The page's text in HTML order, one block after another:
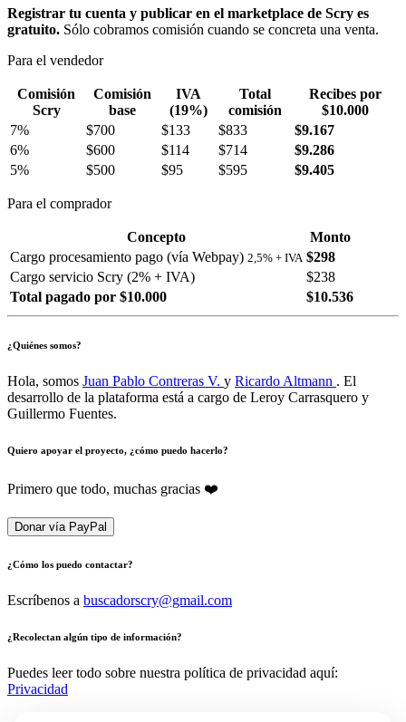
Registrar tu cuenta y publicar en el marketplace de Scry es
gratuito. Sólo cobramos comisión cuando se concreta una venta.
Para el vendedor
Comisión
Scry
Comisión
base
IVA
(19%)
Total
comisión
Recibes por
$10.000
7%
$700 $133 $833
$9.167
6%
$600 $114 $714
$9.286
5%
$500 $95 $595 $9.405
Para el comprador
Concepto
Monto
Cargo procesamiento pago (vía Webpay) 2,5% + IVA $298
Cargo servicio Scry (2% + IVA)
$238
Total pagado por $10.000
$10.536
¿Quiénes somos?
Hola, somos Juan Pablo Contreras V. y Ricardo Altmann . El
desarrollo de la plataforma está a cargo de Leroy Carrasquero y
Guillermo Fuentes.
Quiero apoyar el proyecto, ¿cómo puedo hacerlo?
Primero que todo, muchas gracias ❤️
Donar vía PayPal
¿Cómo los puedo contactar?
Escríbenos a buscadorscry@gmail.com
¿Recolectan algún tipo de información?
Puedes leer todo sobre nuestra política de privacidad aquí:
Privacidad